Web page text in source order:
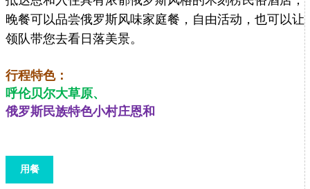
晚餐可以品尝俄罗斯风味家庭餐，自由活动，也可以让
领队带您去看日落美景。
行程特色：
呼伦贝尔大草原、
俄罗斯民族特色小村庄恩和
用餐